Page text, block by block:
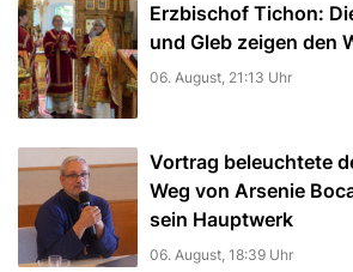
Erzbischof Tichon:
und Gleb zeigen den
06. August, 21:13 Uhr
Vortrag beleuchtete
Weg von Arsenie
sein Hauptwerk
06. August, 18:39 Uhr